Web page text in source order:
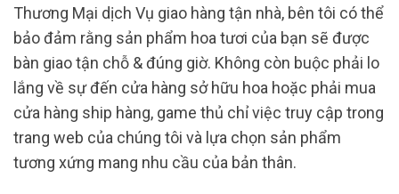
Thương Mại dịch Vụ giao hàng tận nhà, bên tôi có thể
bảo đảm rằng sản phẩm hoa tươi của bạn sẽ được
bàn giao tận chỗ & đúng giờ. Không còn buộc phải lo
lắng về sự đến cửa hàng sở hữu hoa hoặc phải mua
cửa hàng ship hàng, game thủ chỉ việc truy cập trong
trang web của chúng tôi và lựa chọn sản phẩm
tương xứng mang nhu cầu của bản thân.